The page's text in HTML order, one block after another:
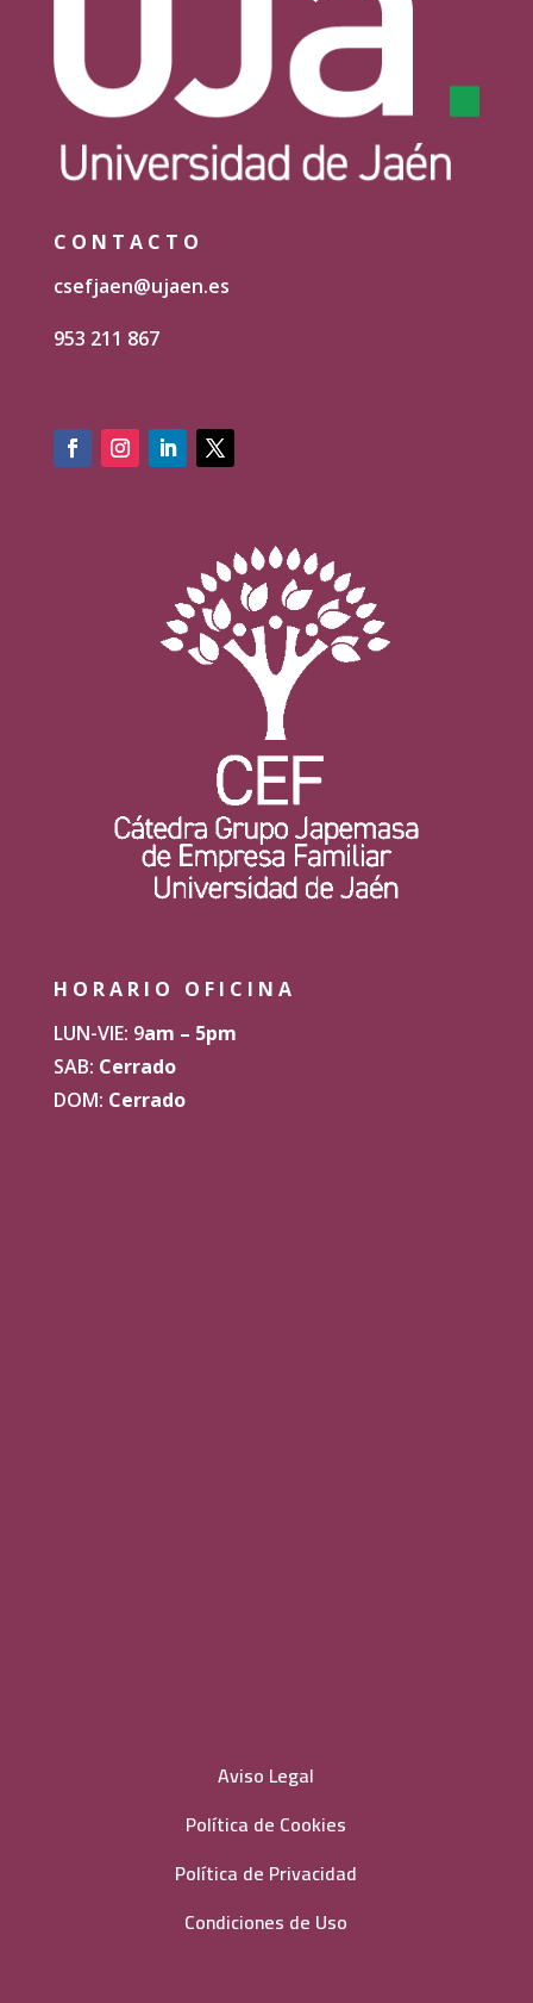
CONTACTO
csefjaen@ujaen.es
953 211 867
HORARIO OFICINA
LUN-VIE: 9am – 5pm
SAB: Cerrado
DOM: Cerrado
Aviso Legal
Política de Cookies
Política de Privacidad
Condiciones de Uso